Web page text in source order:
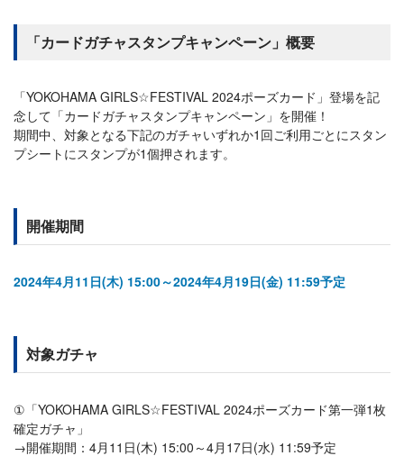
「カードガチャスタンプキャンペーン」概要
「YOKOHAMA GIRLS☆FESTIVAL 2024ポーズカード」登場を記
念して「カードガチャスタンプキャンペーン」を開催！
期間中、対象となる下記のガチャいずれか1回ご利用ごとにスタン
プシートにスタンプが1個押されます。
開催期間
2024年4月11日(木) 15:00～2024年4月19日(金) 11:59予定
対象ガチャ
①「YOKOHAMA GIRLS☆FESTIVAL 2024ポーズカード第一弾1枚
確定ガチャ」
→開催期間：4月11日(木) 15:00～4月17日(水) 11:59予定